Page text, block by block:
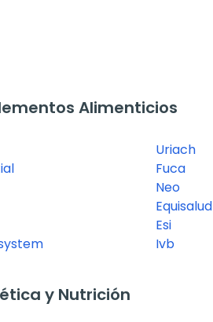
Alimenticios
Uriach
Fuca
Neo
Equisalud
Esi
Ivb
y Nutrición